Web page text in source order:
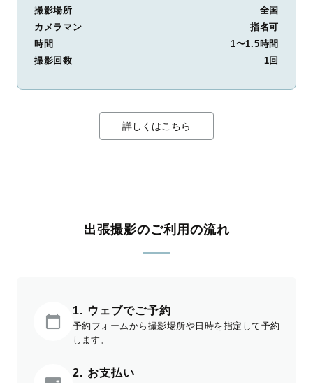
撮影場所
全国
カメラマン
指名可
時間
1〜1.5時間
撮影回数
1回
詳しくはこちら
出張撮影のご利用の流れ
1. ウェブでご予約
予約フォームから撮影場所や日時を指定して予約
します。
2. お支払い